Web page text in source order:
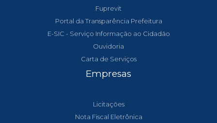
Fuprevit
Portal da Transparência Prefeitura
E-SIC - Serviço Informação ao Cidadão
Ouvidoria
Carta de Serviços
Empresas
Licitações
Nota Fiscal Eletrônica